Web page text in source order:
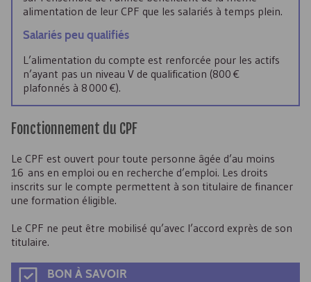
alimentation de leur CPF que les salariés à temps plein.
Salariés peu qualifiés
L’alimentation du compte est renforcée pour les actifs
n’ayant pas un niveau V de qualification (800 €
plafonnés à 8 000 €).
Fonctionnement du CPF
Le CPF est ouvert pour toute personne âgée d’au moins
16 ans en emploi ou en recherche d’emploi. Les droits
inscrits sur le compte permettent à son titulaire de financer
une formation éligible.
Le CPF ne peut être mobilisé qu’avec l’accord exprès de son
titulaire.
BON À SAVOIR